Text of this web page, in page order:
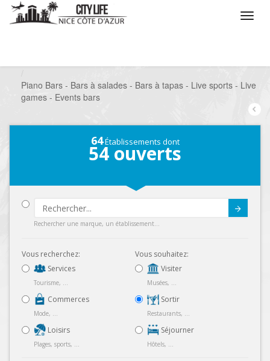
Piano Bars - Bars à salades - Bars à tapas - Live sports - Live
games - Events bars
64Établissements dont
54 ouverts
Rechercher une marque, un établissement...
Vous recherchez:
Services
Tourisme, ...
Commerces
Mode, ...
Loisirs
Plages, sports, ...
Vous souhaitez:
Visiter
Musées, ...
Sortir
Restaurants, ...
Séjourner
Hôtels, ...